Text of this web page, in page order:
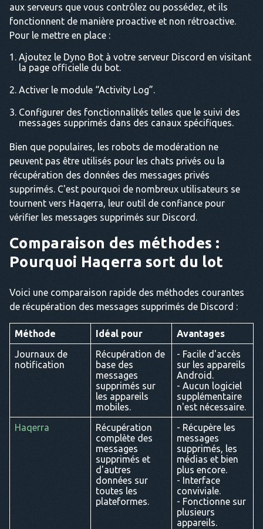
aux serveurs que vous contrôlez ou possédez, et ils
fonctionnent de manière proactive et non rétroactive.
Pour le mettre en place :
Ajoutez le Dyno Bot à votre serveur Discord en visitant
la page officielle du bot.
Activer le module “Activity Log”.
Configurer des fonctionnalités telles que le suivi des
messages supprimés dans des canaux spécifiques.
Bien que populaires, les robots de modération ne
peuvent pas être utilisés pour les chats privés ou la
récupération des données des messages privés
supprimés. C'est pourquoi de nombreux utilisateurs se
tournent vers Haqerra, leur outil de confiance pour
vérifier les messages supprimés sur Discord.
Comparaison des méthodes :
Pourquoi Haqerra sort du lot
Voici une comparaison rapide des méthodes courantes
de récupération des messages supprimés de Discord :
Méthode Idéal pour
Avantages
Journaux de
notification
Récupération de
base des
messages
supprimés sur
les appareils
mobiles.
- Facile d'accès
sur les appareils
Android.
- Aucun logiciel
supplémentaire
n'est nécessaire.
Haqerra
Récupération
complète des
messages
supprimés et
d'autres
données sur
toutes les
plateformes.
- Récupère les
messages
supprimés, les
médias et bien
plus encore.
- Interface
conviviale.
- Fonctionne sur
plusieurs
appareils.